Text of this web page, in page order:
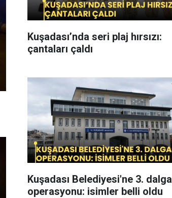
Kuşadası’nda seri plaj hırsızı:
çantaları çaldı
Kuşadası Belediyesi'ne 3. dalga
operasyonu: isimler belli oldu